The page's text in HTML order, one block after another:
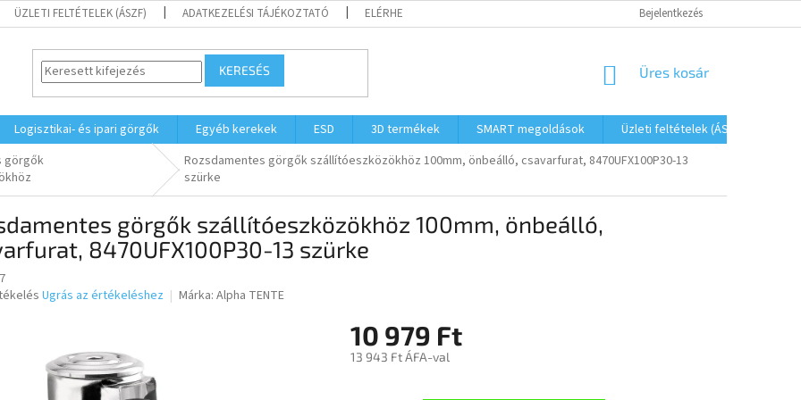
ÜZLETI FELTÉTELEK (ÁSZF) ADATKEZELÉSI TÁJÉKOZTATÓ ELÉRHETŐSÉGEK FOGYASZTÓVÉDELMI TÁJÉKOZTATÓ JOGI NYILATKOZAT
Bejelentkezés
KERESÉS KOSÁR
Üres kosár
Logisztikai- és ipari görgők Egyéb kerekek ESD 3D termékek SMART megoldások Üzleti feltételek (ÁSZF)
görgők
Rozsdamentes görgők szállítóeszközökhöz 100mm, önbeálló, csavarfurat, 8470UFX100P30-13
szürke
görgők szállítóeszközökhöz 100mm, önbeálló,
8470UFX100P30-13 szürke
Ugrás az értékeléshez Márka: Alpha TENTE
10 979 Ft
13 943 Ft ÁFA-val